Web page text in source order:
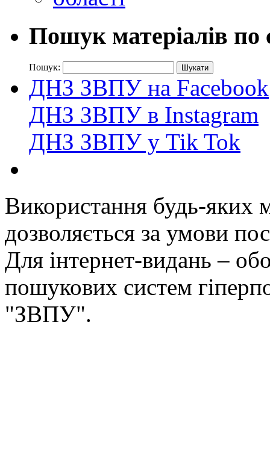
Пошук матеріалів по
Пошук:
ДНЗ ЗВПУ на Facebook
ДНЗ ЗВПУ в Instagram
ДНЗ ЗВПУ у Tik Tok
Використання будь-яких
дозволяється за умови
Для інтернет-видань –
пошукових систем
"ЗВПУ".